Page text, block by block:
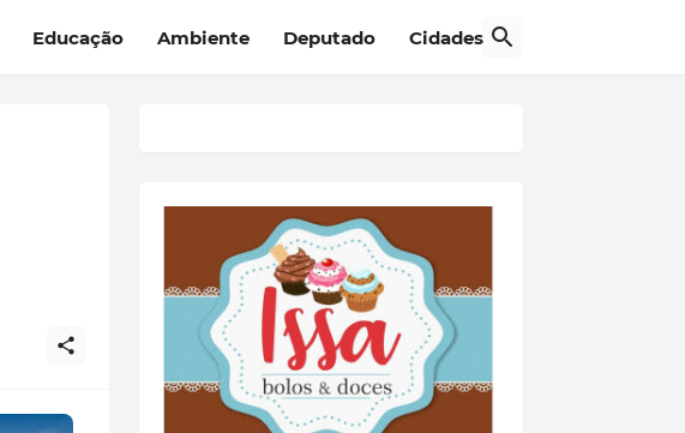
Educação Ambiente Deputado Cidades